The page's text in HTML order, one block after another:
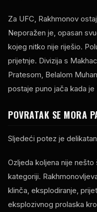
Za UFC, Rakhmonov
Neporažen je, opasan
kojeg nitko nije riješio.
prijetnje. Divizija s
Pratesom, Belalom
postaje puno jača kada je
POVRATAK SE MORA
Sljedeći potez je
Ozljeda koljena nije
kategoriji.
klinča, eksplodiranje,
eksplozivnog prolaska